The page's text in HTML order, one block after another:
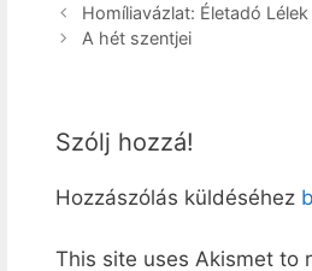
Homíliavázlat: Életadó Lélek
A hét szentjei
Szólj hozzá!
Hozzászólás küldéséhez
This site uses Akismet to